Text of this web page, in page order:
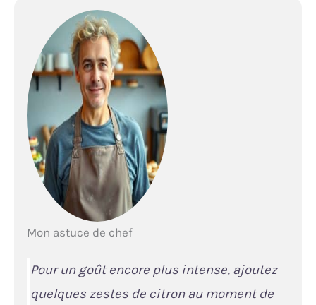
Mon astuce de chef
Pour un goût encore plus intense, ajoutez
quelques zestes de citron au moment de